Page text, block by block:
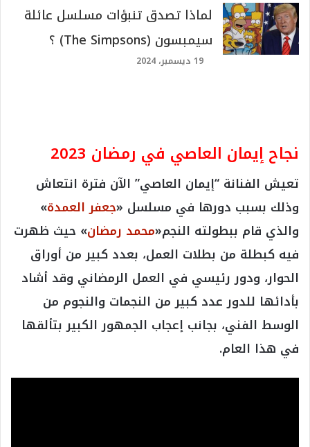
لماذا تصدق تنبؤات مسلسل عائلة
سيمبسون (The Simpsons) ؟
19 ديسمبر، 2024
نجاح إيمان العاصي في رمضان 2023
تعيش الفنانة “إيمان العاصي” الآن فترة انتعاش
وذلك بسبب دورها في مسلسل «جعفر العمدة»
والذي قام ببطولته النجم«محمد رمضان» حيث ظهرت
فيه كبطلة من بطلات العمل، بعدد كبير من أوراق
الحوار، ودور رئيسي في العمل الرمضاني وقد أشاد
بأدائها للدور عدد كبير من النجمات والنجوم من
الوسط الفني، بجانب إعجاب الجمهور الكبير بتألقها
في هذا العام.